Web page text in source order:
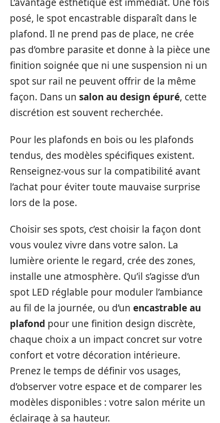
L’avantage esthétique est immédiat. Une fois
posé, le spot encastrable disparaît dans le
plafond. Il ne prend pas de place, ne crée
pas d’ombre parasite et donne à la pièce une
finition soignée que ni une suspension ni un
spot sur rail ne peuvent offrir de la même
façon. Dans un salon au design épuré, cette
discrétion est souvent recherchée.
Pour les plafonds en bois ou les plafonds
tendus, des modèles spécifiques existent.
Renseignez-vous sur la compatibilité avant
l’achat pour éviter toute mauvaise surprise
lors de la pose.
Choisir ses spots, c’est choisir la façon dont
vous voulez vivre dans votre salon. La
lumière oriente le regard, crée des zones,
installe une atmosphère. Qu’il s’agisse d’un
spot LED réglable pour moduler l’ambiance
au fil de la journée, ou d’un encastrable au
plafond pour une finition design discrète,
chaque choix a un impact concret sur votre
confort et votre décoration intérieure.
Prenez le temps de définir vos usages,
d’observer votre espace et de comparer les
modèles disponibles : votre salon mérite un
éclairage à sa hauteur.